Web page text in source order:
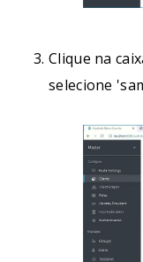
Clique na
selecione